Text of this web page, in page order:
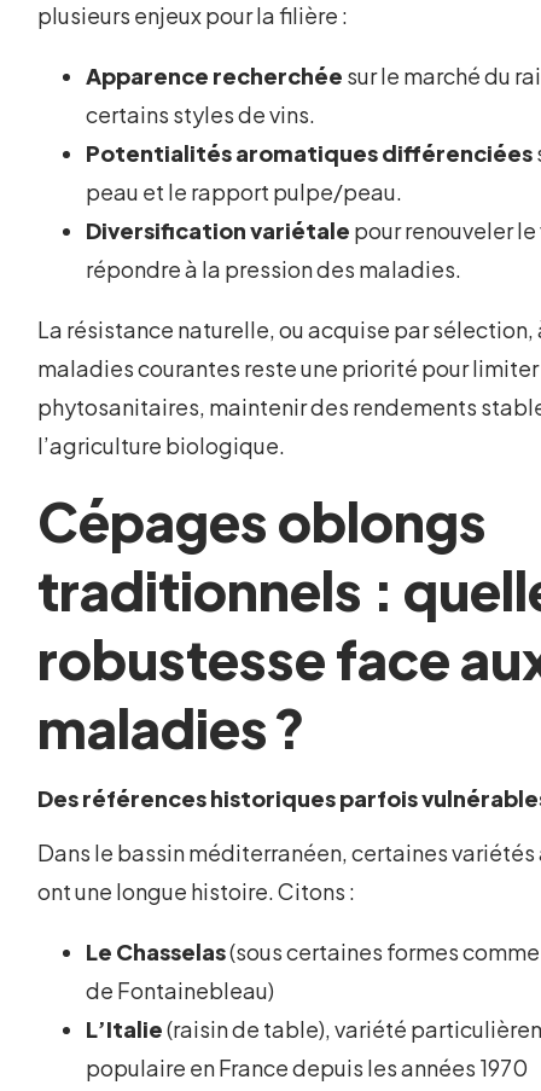
plusieurs enjeux pour la filière :
Apparence recherchée sur le marché du
certains styles de vins.
Potentialités aromatiques différenciées
peau et le rapport pulpe/peau.
Diversification variétale pour renouveler
répondre à la pression des maladies.
La résistance naturelle, ou acquise par sélection,
maladies courantes reste une priorité pour
phytosanitaires, maintenir des rendements
l’agriculture biologique.
Cépages oblongs
traditionnels :
robustesse face
maladies ?
Des références historiques parfois
Dans le bassin méditerranéen, certaines
ont une longue histoire. Citons :
Le Chasselas(sous certaines formes
de Fontainebleau)
L’Italie(raisin de table), variété
populaire en France depuis les années 1970